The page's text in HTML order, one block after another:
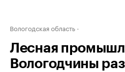
Вологодская область
Лесная
Вологодчины